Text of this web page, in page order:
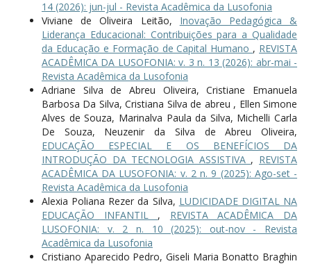
14 (2026): jun-jul - Revista Acadêmica da Lusofonia
Viviane de Oliveira Leitão, Inovação Pedagógica &
Liderança Educacional: Contribuições para a Qualidade
da Educação e Formação de Capital Humano , REVISTA
ACADÊMICA DA LUSOFONIA: v. 3 n. 13 (2026): abr-mai -
Revista Acadêmica da Lusofonia
Adriane Silva de Abreu Oliveira, Cristiane Emanuela
Barbosa Da Silva, Cristiana Silva de abreu , Ellen Simone
Alves de Souza, Marinalva Paula da Silva, Michelli Carla
De Souza, Neuzenir da Silva de Abreu Oliveira,
EDUCAÇÃO ESPECIAL E OS BENEFÍCIOS DA
INTRODUÇÃO DA TECNOLOGIA ASSISTIVA , REVISTA
ACADÊMICA DA LUSOFONIA: v. 2 n. 9 (2025): Ago-set -
Revista Acadêmica da Lusofonia
Alexia Poliana Rezer da Silva, LUDICIDADE DIGITAL NA
EDUCAÇÃO INFANTIL , REVISTA ACADÊMICA DA
LUSOFONIA: v. 2 n. 10 (2025): out-nov - Revista
Acadêmica da Lusofonia
Cristiano Aparecido Pedro, Giseli Maria Bonatto Braghin